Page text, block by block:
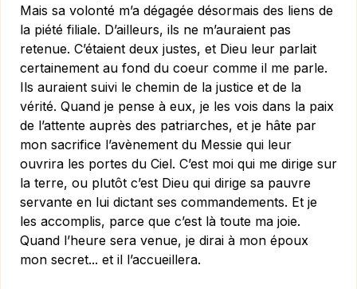
Mais sa volonté m’a dégagée désormais des liens de
la piété filiale. D’ailleurs, ils ne m’auraient pas
retenue. C’étaient deux justes, et Dieu leur parlait
certainement au fond du coeur comme il me parle.
Ils auraient suivi le chemin de la justice et de la
vérité. Quand je pense à eux, je les vois dans la paix
de l’attente auprès des patriarches, et je hâte par
mon sacrifice l’avènement du Messie qui leur
ouvrira les portes du Ciel. C’est moi qui me dirige sur
la terre, ou plutôt c’est Dieu qui dirige sa pauvre
servante en lui dictant ses commandements. Et je
les accomplis, parce que c’est là toute ma joie.
Quand l’heure sera venue, je dirai à mon époux
mon secret... et il l’accueillera.